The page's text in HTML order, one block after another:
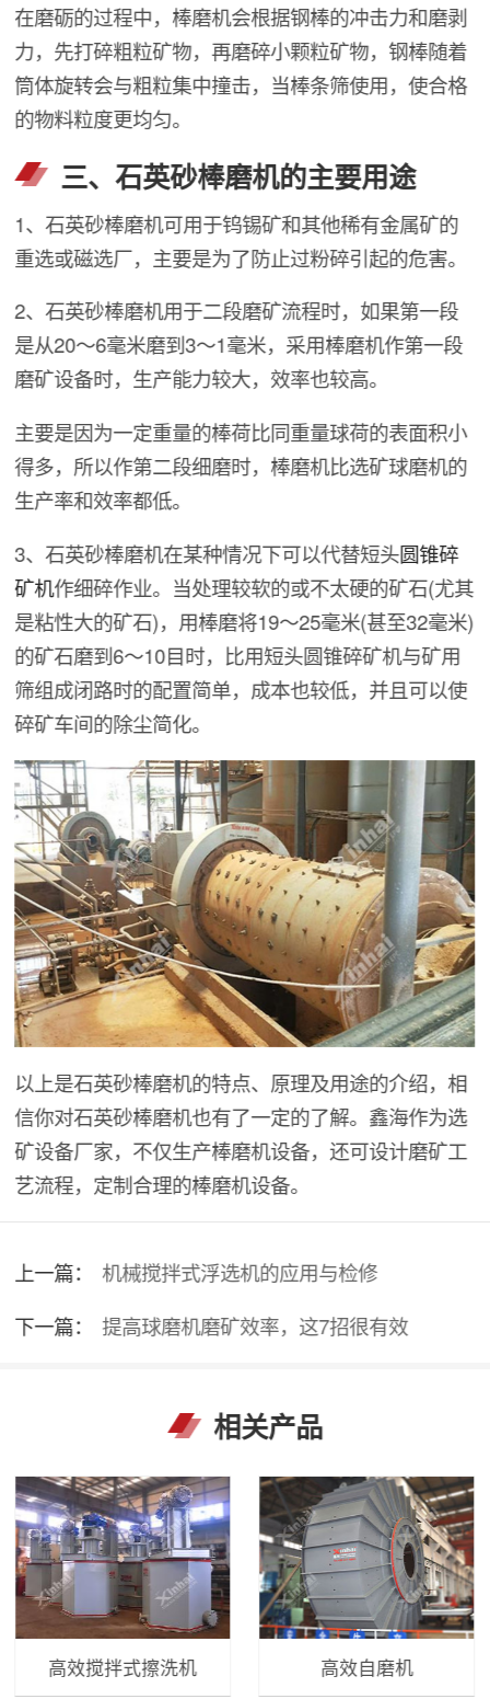
在磨砺的过程中，棒磨机会根据钢棒的冲击力和磨剥
力，先打碎粗粒矿物，再磨碎小颗粒矿物，钢棒随着
筒体旋转会与粗粒集中撞击，当棒条筛使用，使合格
的物料粒度更均匀。
三、石英砂棒磨机的主要用途
1、石英砂棒磨机可用于钨锡矿和其他稀有金属矿的
重选或磁选厂，主要是为了防止过粉碎引起的危害。
2、石英砂棒磨机用于二段磨矿流程时，如果第一段
是从20～6毫米磨到3～1毫米，采用棒磨机作第一段
磨矿设备时，生产能力较大，效率也较高。
主要是因为一定重量的棒荷比同重量球荷的表面积小
得多，所以作第二段细磨时，棒磨机比选矿球磨机的
生产率和效率都低。
3、石英砂棒磨机在某种情况下可以代替短头圆锥碎
矿机作细碎作业。当处理较软的或不太硬的矿石(尤其
是粘性大的矿石)，用棒磨将19～25毫米(甚至32毫米)
的矿石磨到6～10目时，比用短头圆锥碎矿机与矿用
筛组成闭路时的配置简单，成本也较低，并且可以使
碎矿车间的除尘简化。
以上是石英砂棒磨机的特点、原理及用途的介绍，相
信你对石英砂棒磨机也有了一定的了解。鑫海作为选
矿设备厂家，不仅生产棒磨机设备，还可设计磨矿工
艺流程，定制合理的棒磨机设备。
上一篇：
机械搅拌式浮选机的应用与检修
下一篇：
提高球磨机磨矿效率，这7招很有效
相关产品
高效搅拌式擦洗机 高效自磨机